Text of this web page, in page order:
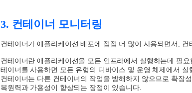
3. 컨테이너 모니터링
컨테이너가 애플리케이션 배포에 점점 더 많이 사용되면서 컨
컨테이너란 애플리케이션을 모든 인프라에서 실행하는데 필
테이너를 사용하면 모든 유형의 디바이스 및 운영 체제에서
컨테이너는 다른 컨테이너의 작업을 방해하지 않으므로 확장
복원력과 가용성이 향상되는 장점이 있습니다.